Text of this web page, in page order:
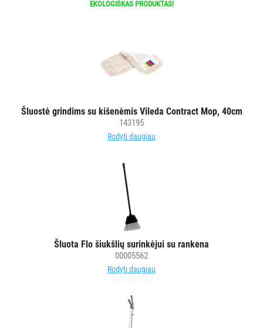
EKOLOGIŠKAS PRODUKTAS!
Šluostė grindims su kišenėmis Vileda Contract Mop, 40cm
143195
Rodyti daugiau
Šluota Flo šiukšlių surinkėjui su rankena
00005562
Rodyti daugiau